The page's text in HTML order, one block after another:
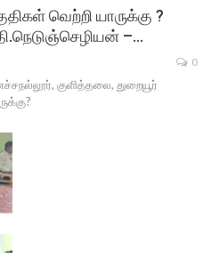
வெற்றி யாருக்கு ?
–…
0
குளித்தலை, துறையூர்